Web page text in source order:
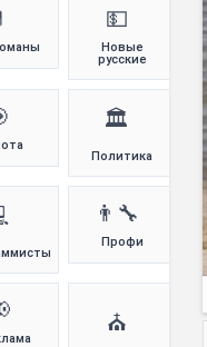
💵
Новые
русские
🏛️
Политика
👨‍🔧
Профи
⛪